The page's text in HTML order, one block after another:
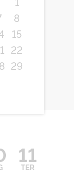
8
15
22
29
11
TER